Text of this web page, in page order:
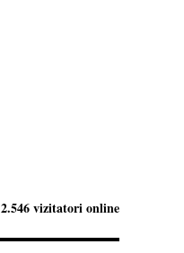
2.546 vizitatori online